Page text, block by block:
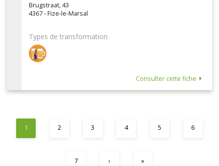
Brugstraat, 43
4367 - Fize-le-Marsal
Types de transformation
Consulter cette fiche
1 2 3 4 5 6
7 › »